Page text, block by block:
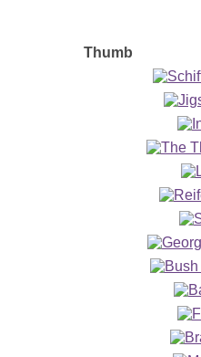
nets for the next cricket world cup!
collect all the fruit.
cats over.
to protect the pins from getting stolen by
Thumb